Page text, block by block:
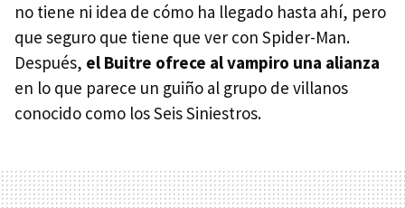
no tiene ni idea de cómo ha llegado hasta ahí, pero
que seguro que tiene que ver con Spider-Man.
Después, el Buitre ofrece al vampiro una alianza
en lo que parece un guiño al grupo de villanos
conocido como los Seis Siniestros.